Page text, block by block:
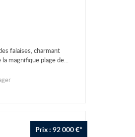
falaises, charmant
magnifique plage de...
Prix : 92 000 €*